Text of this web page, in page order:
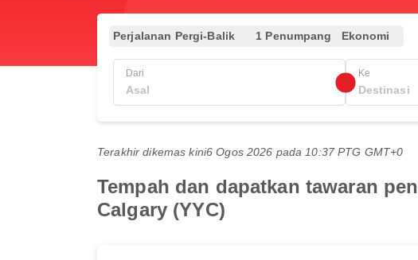
Perjalanan Pergi-Balik 1 Penumpang Ekonomi
Dari Ke
Terakhir dikemas kini6 Ogos 2026 pada 10:37 PTG GMT+0
Tempah dan dapatkan tawaran
Calgary (YYC)